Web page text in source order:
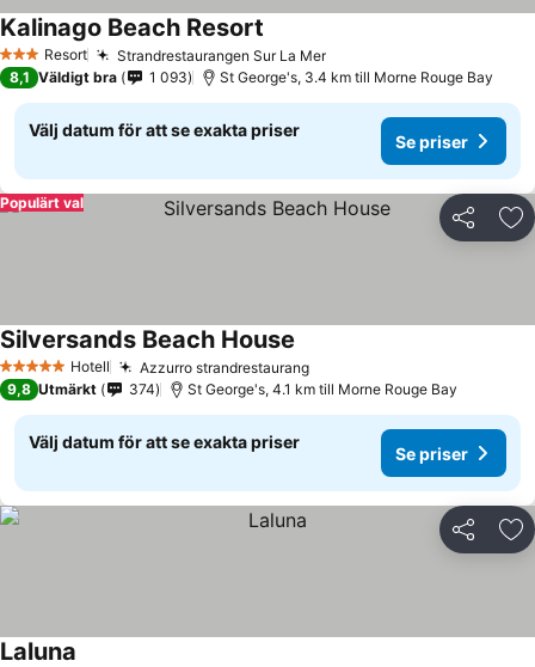
3 StjärnorResort Strandrestaurangen Sur La Mer
Kalinago Beach Resort
8,1 Väldigt bra 1 093 St George's, 3.4 km till Morne Rouge Bay
Välj datum för att se exakta priser
Se priser
Dela
Populärt val
5 Stjärnor Hotell Azzurro strandrestaurang
Silversands Beach House
9,8 Utmärkt 374 St George's, 4.1 km till Morne Rouge Bay
Välj datum för att se exakta priser
Se priser
Dela
Laluna